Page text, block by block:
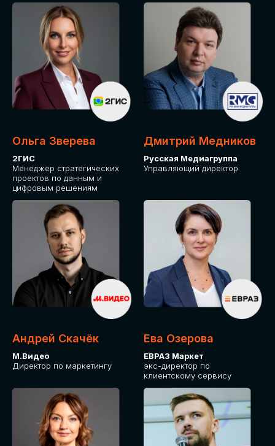
Ольга Зверева
2ГИС
Менеджер стратегических
проектов по данным и
цифровым решениям
Дмитрий Медников
Русская Медиагруппа
Управляющий директор
Андрей Скачёк
М.Видео
Директор по маркетингу
Ева Озерова
ЕВРАЗ Маркет
экс-директор по
клиентскому сервису